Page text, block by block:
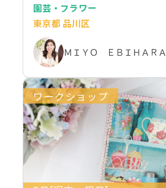
園芸・フラワー
東京都 品川区
ＭＩＹＯ ＥＢＩＨＡＲＡ
ワークショップ